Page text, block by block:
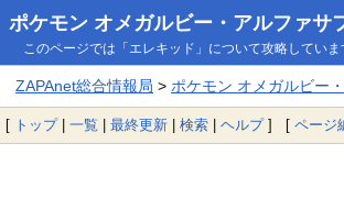
ポケモン オメガルビー・アルファサ
このページでは「エレキッド」について攻略していま
ZAPAnet総合情報局 > ポケモン オメガルビー
[ トップ| 一覧 | 最終更新 | 検索 | ヘルプ] [ ページ